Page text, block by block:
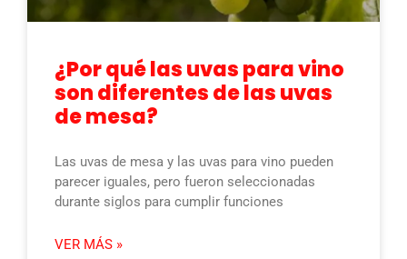
¿Por qué las uvas para vino
son diferentes de las uvas
de mesa?
Las uvas de mesa y las uvas para vino pueden
parecer iguales, pero fueron seleccionadas
durante siglos para cumplir funciones
VER MÁS »